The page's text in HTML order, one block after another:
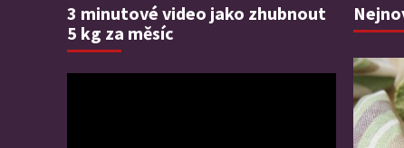
3 minutové video jako zhubnout
5 kg za měsíc